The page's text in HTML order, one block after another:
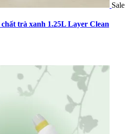
Sale
trà xanh 1.25L Layer Clean